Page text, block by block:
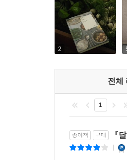
2
전체
1
종이책 구매 『